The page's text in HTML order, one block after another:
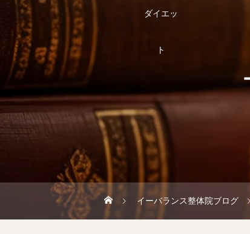
ダイエッ
ト
イーバランス整体院ブログ